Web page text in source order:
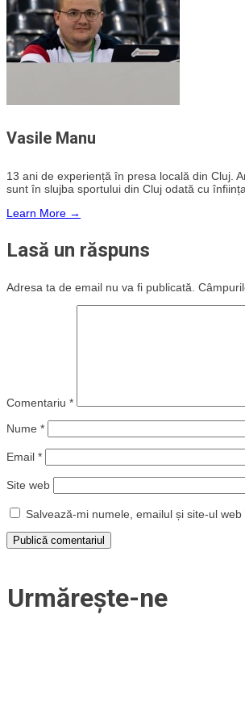
Vasile Manu
13 ani de experiență în presa locală din Cluj.
sunt în slujba sportului din Cluj odată cu
Learn More →
Lasă un răspuns
Adresa ta de email nu va fi publicată.
Comentariu *
Nume *
Email *
Site web
Salvează-mi numele, emailul și site-ul
Urmărește-ne